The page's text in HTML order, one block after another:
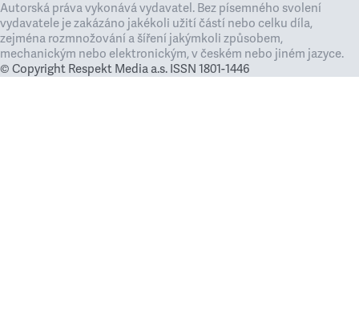
Autorská práva vykonává vydavatel. Bez písemného svolení
vydavatele je zakázáno jakékoli užití částí nebo celku díla,
zejména rozmnožování a šíření jakýmkoli způsobem,
mechanickým nebo elektronickým, v českém nebo jiném jazyce.
© Copyright Respekt Media a.s. ISSN 1801-1446